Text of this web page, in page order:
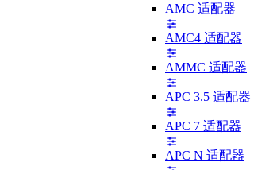
AMC 适配器
AMC4 适配器
AMMC 适配器
APC 3.5 适配器
APC 7 适配器
APC N 适配器